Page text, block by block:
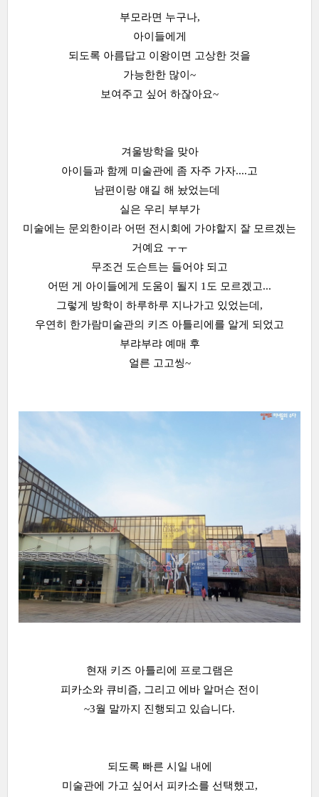
부모라면 누구나,
아이들에게
되도록 아름답고 이왕이면 고상한 것을
가능한한 많이~
보여주고 싶어 하잖아요~
겨울방학을 맞아
아이들과 함께 미술관에 좀 자주 가자....고
남편이랑 얘길 해 놨었는데
실은 우리 부부가
미술에는 문외한이라 어떤 전시회에 가야할지 잘 모르겠는
거예요 ㅜㅜ
무조건 도슨트는 들어야 되고
어떤 게 아이들에게 도움이 될지 1도 모르겠고...
그렇게 방학이 하루하루 지나가고 있었는데,
우연히 한가람미술관의 키즈 아틀리에를 알게 되었고
부랴부랴 예매 후
얼른 고고씽~
현재 키즈 아틀리에 프로그램은
피카소와 큐비즘, 그리고 에바 알머슨 전이
~3월 말까지 진행되고 있습니다.
되도록 빠른 시일 내에
미술관에 가고 싶어서 피카소를 선택했고,